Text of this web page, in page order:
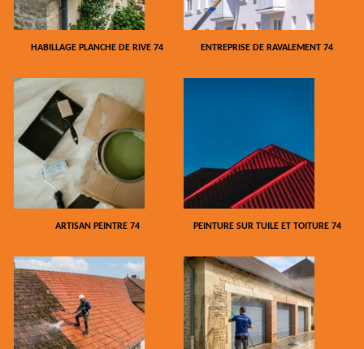
HABILLAGE PLANCHE DE RIVE 74 ENTREPRISE DE RAVALEMENT 74
ARTISAN PEINTRE 74 PEINTURE SUR TUILE ET TOITURE 74